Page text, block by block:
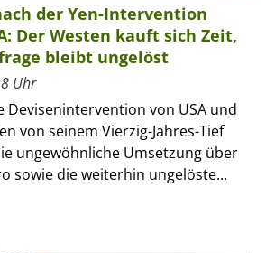
der Yen-Intervention
Der Westen kauft sich Zeit,
bleibt ungelöst
Uhr
Devisenintervention von USA und
von seinem Vierzig-Jahres-Tief
ungewöhnliche Umsetzung über
sowie die weiterhin ungelöste...